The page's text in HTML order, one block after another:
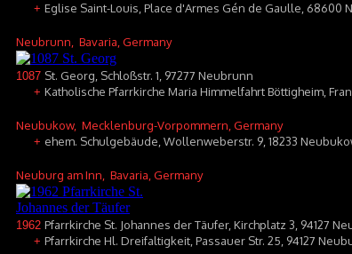
+ Eglise Saint-Louis, Place d'Armes Gén de Gaulle, 68600
Neubrunn , Bavaria, Germany
1087 St. Georg, Schloßstr. 1, 97277 Neubrunn
+ Katholische Pfarrkirche Maria Himmelfahrt Böttigheim,
Neubukow, Mecklenburg-Vorpommern, Germany
+ ehem. Schulgebäude, Wollenweberstr. 9, 18233
Neuburg am Inn , Bavaria, Germany
1962 Pfarrkirche St. Johannes der Täufer, Kirchplatz 3, 94127
+ Pfarrkirche Hl. Dreifaltigkeit, Passauer Str. 25, 94127